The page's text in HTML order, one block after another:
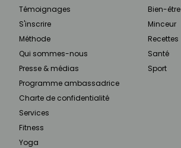
Témoignages
S'inscrire
Méthode
Qui sommes-nous
Presse & médias
Programme ambassadrice
Charte de confidentialité
Services
Fitness
Yoga
Bien-être
Minceur
Recettes
Santé
Sport